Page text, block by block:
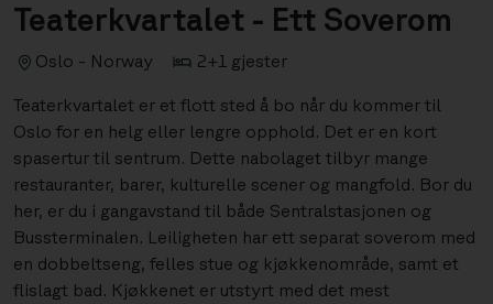
Teaterkvartalet - Ett Soverom
Oslo - Norway 2+1 gjester
Teaterkvartalet er et flott sted å bo når du kommer til
Oslo for en helg eller lengre opphold. Det er en kort
spasertur til sentrum. Dette nabolaget tilbyr mange
restauranter, barer, kulturelle scener og mangfold. Bor du
her, er du i gangavstand til både Sentralstasjonen og
Bussterminalen. Leiligheten har ett separat soverom med
en dobbeltseng, felles stue og kjøkkenområde, samt et
flislagt bad. Kjøkkenet er utstyrt med det mest